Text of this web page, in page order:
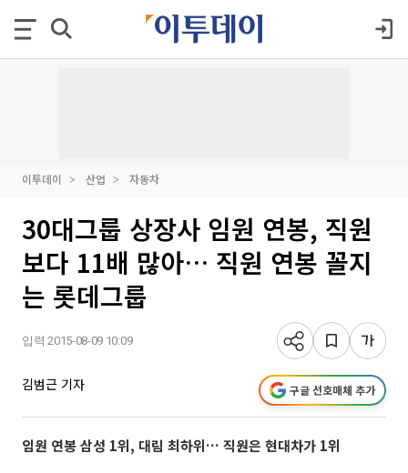
이투데이 산업 자동차
30대그룹 상장사 임원 연봉, 직원
보다 11배 많아… 직원 연봉 꼴지
는 롯데그룹
입력 2015-08-09 10:09
김범근 기자 구글 선호매체 추가
임원 연봉 삼성 1위, 대림 최하위… 직원은 현대차가 1위